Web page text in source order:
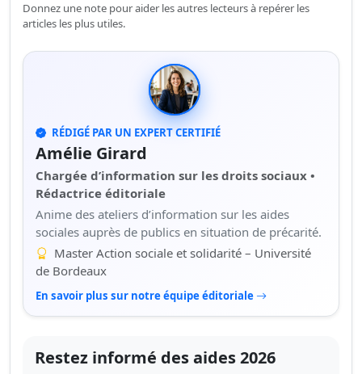
Donnez une note pour aider les autres lecteurs à repérer les
articles les plus utiles.
RÉDIGÉ PAR UN EXPERT CERTIFIÉ
Amélie Girard
Chargée d’information sur les droits sociaux •
Rédactrice éditoriale
Anime des ateliers d’information sur les aides
sociales auprès de publics en situation de précarité.
Master Action sociale et solidarité – Université
de Bordeaux
En savoir plus sur notre équipe éditoriale
Restez informé des aides 2026